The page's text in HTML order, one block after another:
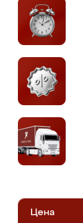
Цена